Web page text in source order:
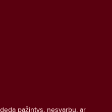
pažintys, nesvarbu, ar